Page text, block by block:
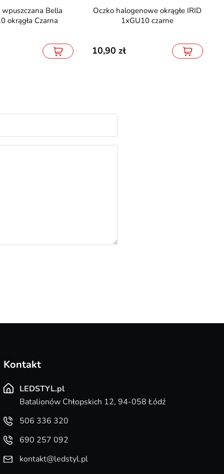
okrągła Czarna
Oczko halogenowe okrągłe IRID
1xGU10 czarne
10,90
Kontakt
LEDSTYL.pl
Batalionów Chłopskich 12, 94-058 Łódź
506 336 320
690 257 092
kontakt@ledstyl.pl